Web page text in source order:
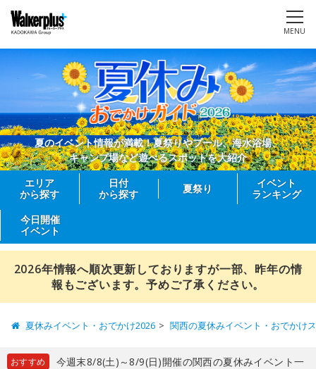
MENU
夏のイベント情報が満載！夏祭りやプール、海水浴場、
キャンプ場など遊べるスポットを大紹介
エリア
から探す
日付
から探す
夏祭り
イベント
ランキング
今日開催
イベント
2026年情報へ順次更新しておりますが一部、昨年の情
報もございます。予めご了承ください。
夏休みイベント・おでかけ2026 関西の夏休みイベント・おでかけ
おすすめ
今週末8/8(土)～8/9(日)開催の関西の夏休みイベント一